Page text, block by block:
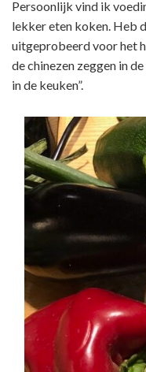
Persoonlijk vind ik
lekker eten koken. Heb
uitgeprobeerd voor het
de chinezen zeggen in
in de keuken”.